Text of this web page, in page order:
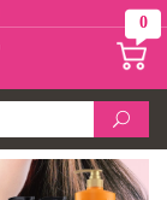
0